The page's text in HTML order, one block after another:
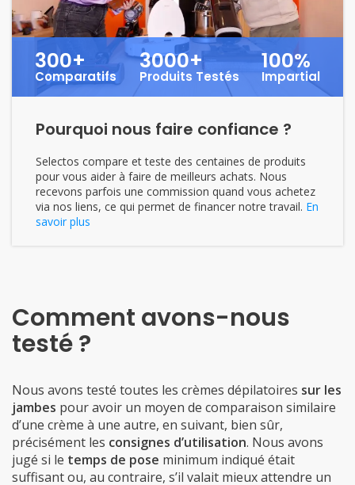
300+
Comparatifs
3000+
Produits Testés
100%
Impartial
Pourquoi nous faire confiance ?
Selectos compare et teste des centaines de produits
pour vous aider à faire de meilleurs achats. Nous
recevons parfois une commission quand vous achetez
via nos liens, ce qui permet de financer notre travail. En
savoir plus
Comment avons-nous
testé ?
Nous avons testé toutes les crèmes dépilatoires sur les
jambes pour avoir un moyen de comparaison similaire
d’une crème à une autre, en suivant, bien sûr,
précisément les consignes d’utilisation. Nous avons
jugé si le temps de pose minimum indiqué était
suffisant ou, au contraire, s’il valait mieux attendre un